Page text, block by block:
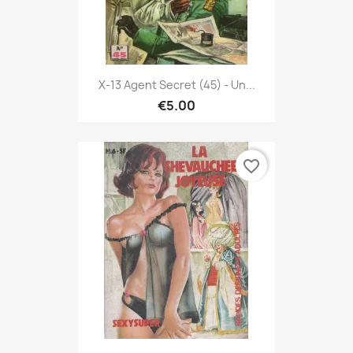
X-13 Agent Secret (45) - Un...
€5.00
favorite_border